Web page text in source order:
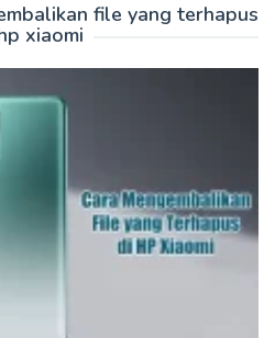
file yang terhapus
xiaomi